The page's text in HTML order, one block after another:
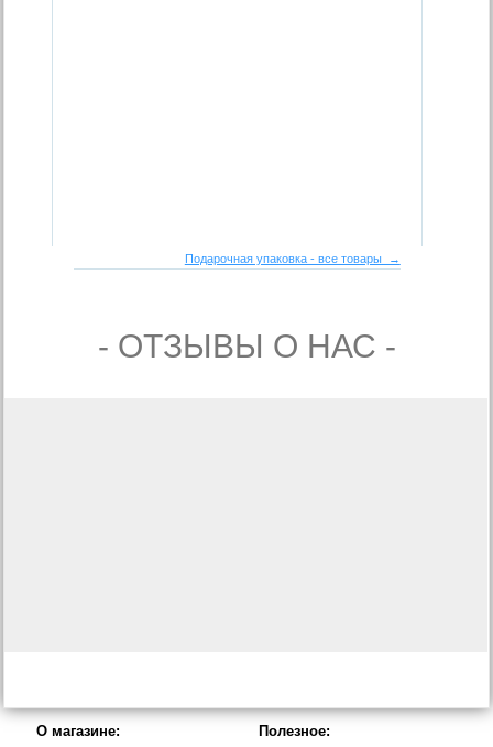
Подарочная упаковка - все товары →
- ОТЗЫВЫ О НАС -
О магазине: Полезное: